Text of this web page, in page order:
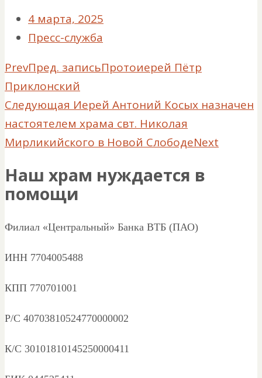
4 марта, 2025
Пресс-служба
PrevПред. записьПротоиерей Пётр
Приклонский
Следующая Иерей Антоний Косых назначен
настоятелем храма свт. Николая
Мирликийского в Новой СлободеNext
Наш храм нуждается в
помощи
Филиал «Центральный» Банка ВТБ (ПАО)
ИНН 7704005488
КПП 770701001
Р/С 40703810524770000002
К/С 30101810145250000411